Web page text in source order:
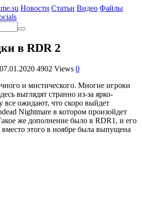
Новости Статьи Видео Файлы
в RDR 2
07.01.2020 4902 Views 0
и мистического. Многие игроки
выглядят странно из-за ярко-
все ожидают, что скоро выйдет
Nightmare в котором произойдет
же дополнение было в RDR1, и его
этого в ноябре была выпущена